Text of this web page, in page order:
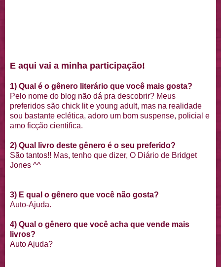
E aqui vai a minha participação!
1) Qual é o gênero literário que você mais gosta?
Pelo nome do blog não dá pra descobrir? Meus
preferidos são chick lit e young adult, mas na realidade
sou bastante eclética, adoro um bom suspense, policial e
amo ficção cientifica.
2) Qual livro deste gênero é o seu preferido?
São tantos!! Mas, tenho que dizer, O Diário de Bridget
Jones ^^
3) E qual o gênero que você não gosta?
Auto-Ajuda.
4) Qual o gênero que você acha que vende mais
livros?
Auto Ajuda?